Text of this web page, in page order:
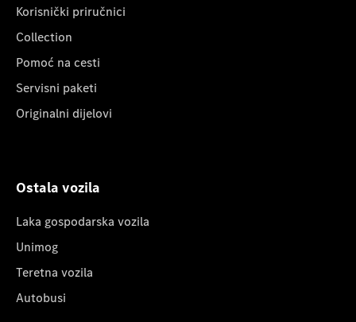
Korisnički priručnici
Collection
Pomoć na cesti
Servisni paketi
Originalni dijelovi
Ostala vozila
Laka gospodarska vozila
Unimog
Teretna vozila
Autobusi